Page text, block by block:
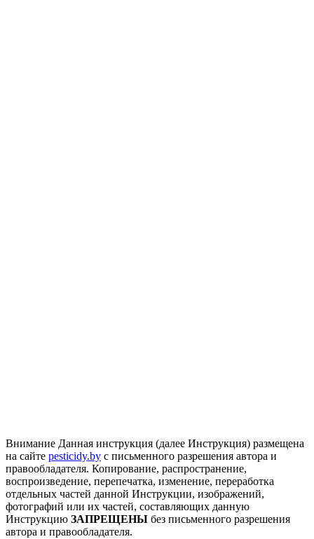
Внимание Данная инструкция (далее Инструкция) размещена
на сайте pesticidy.by с письменного разрешения автора и
правообладателя. Копирование, распространение,
воспроизведение, перепечатка, изменение, переработка
отдельных частей данной Инструкции, изображений,
фотографий или их частей, составляющих данную
Инструкцию ЗАПРЕЩЕНЫ без письменного разрешения
автора и правообладателя.